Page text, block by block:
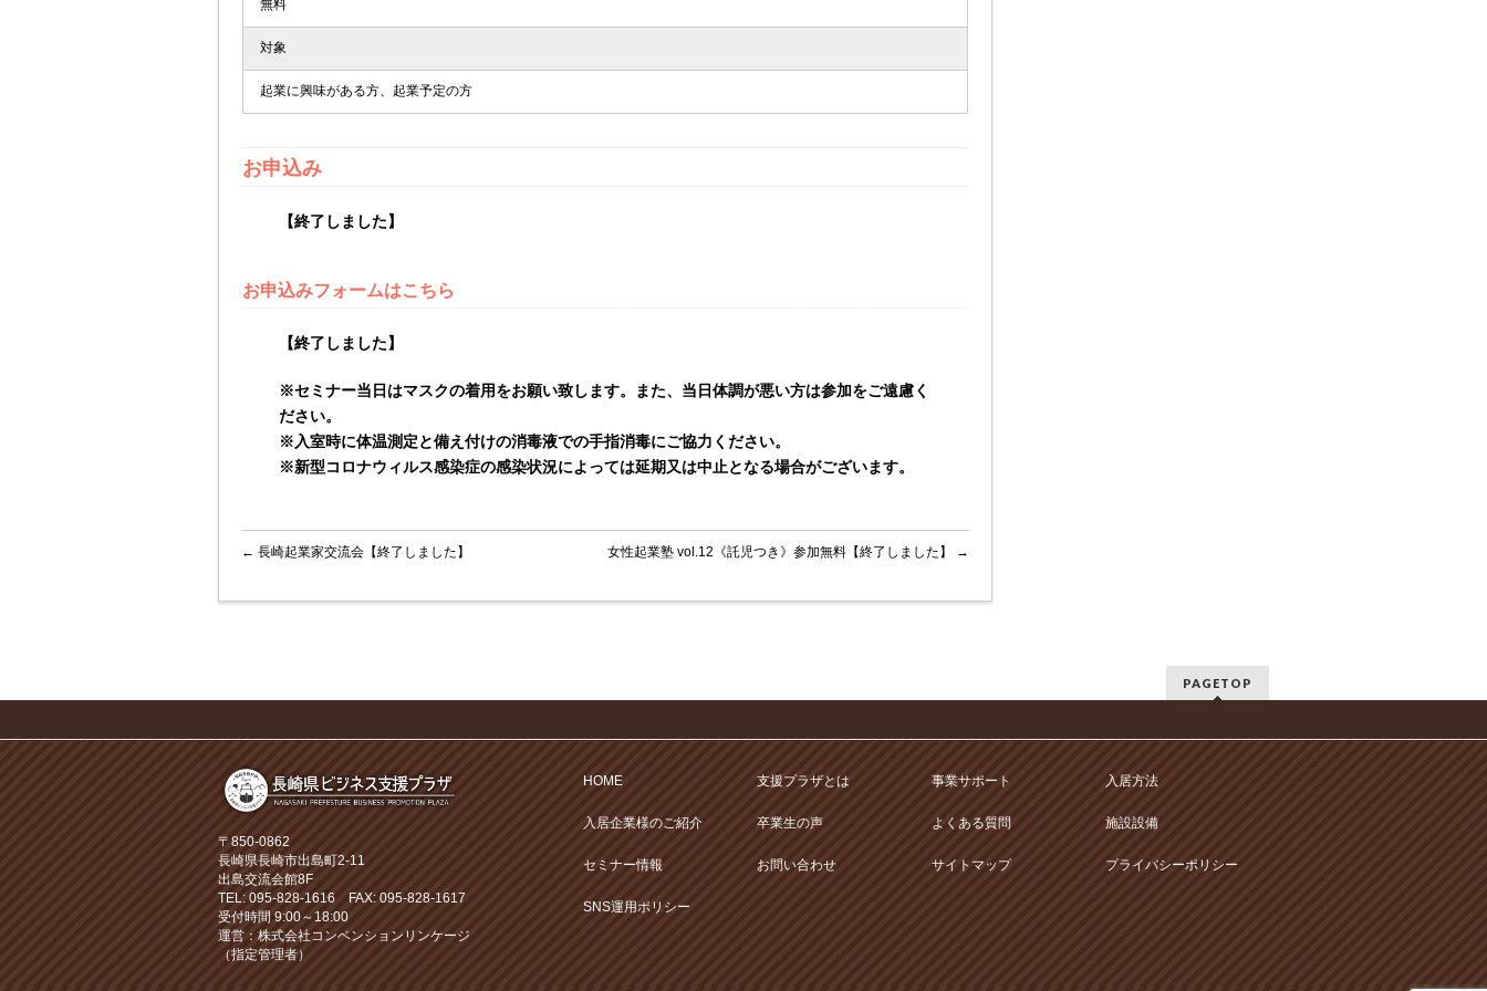
無料
対象
起業に興味がある方、起業予定の方
お申込み
【終了しました】
お申込みフォームはこちら
【終了しました】
※セミナー当日はマスクの着用をお願い致します。また、当日体調が悪い方は参加をご遠慮く
ださい。
※入室時に体温測定と備え付けの消毒液での手指消毒にご協力ください。
※新型コロナウィルス感染症の感染状況によっては延期又は中止となる場合がございます。
← 長崎起業家交流会【終了しました】 女性起業塾 vol.12《託児つき》参加無料【終了しました】 →
PAGETOP
〒850-0862
長崎県長崎市出島町2-11
出島交流会館8F
TEL: 095-828-1616 FAX: 095-828-1617
受付時間 9:00～18:00
運営：株式会社コンベンションリンケージ
（指定管理者）
HOME 支援プラザとは 事業サポート 入居方法
入居企業様のご紹介 卒業生の声 よくある質問 施設設備
セミナー情報 お問い合わせ サイトマップ プライバシーポリシー
SNS運用ポリシー